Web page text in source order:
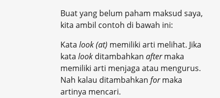
Buat yang belum paham maksud saya,
kita ambil contoh di bawah ini:
Katalook (at) memiliki arti melihat. Jika
katalook ditambahkanaftermaka
memiliki arti menjaga atau mengurus.
Nah kalau ditambahkanformaka
artinya mencari.